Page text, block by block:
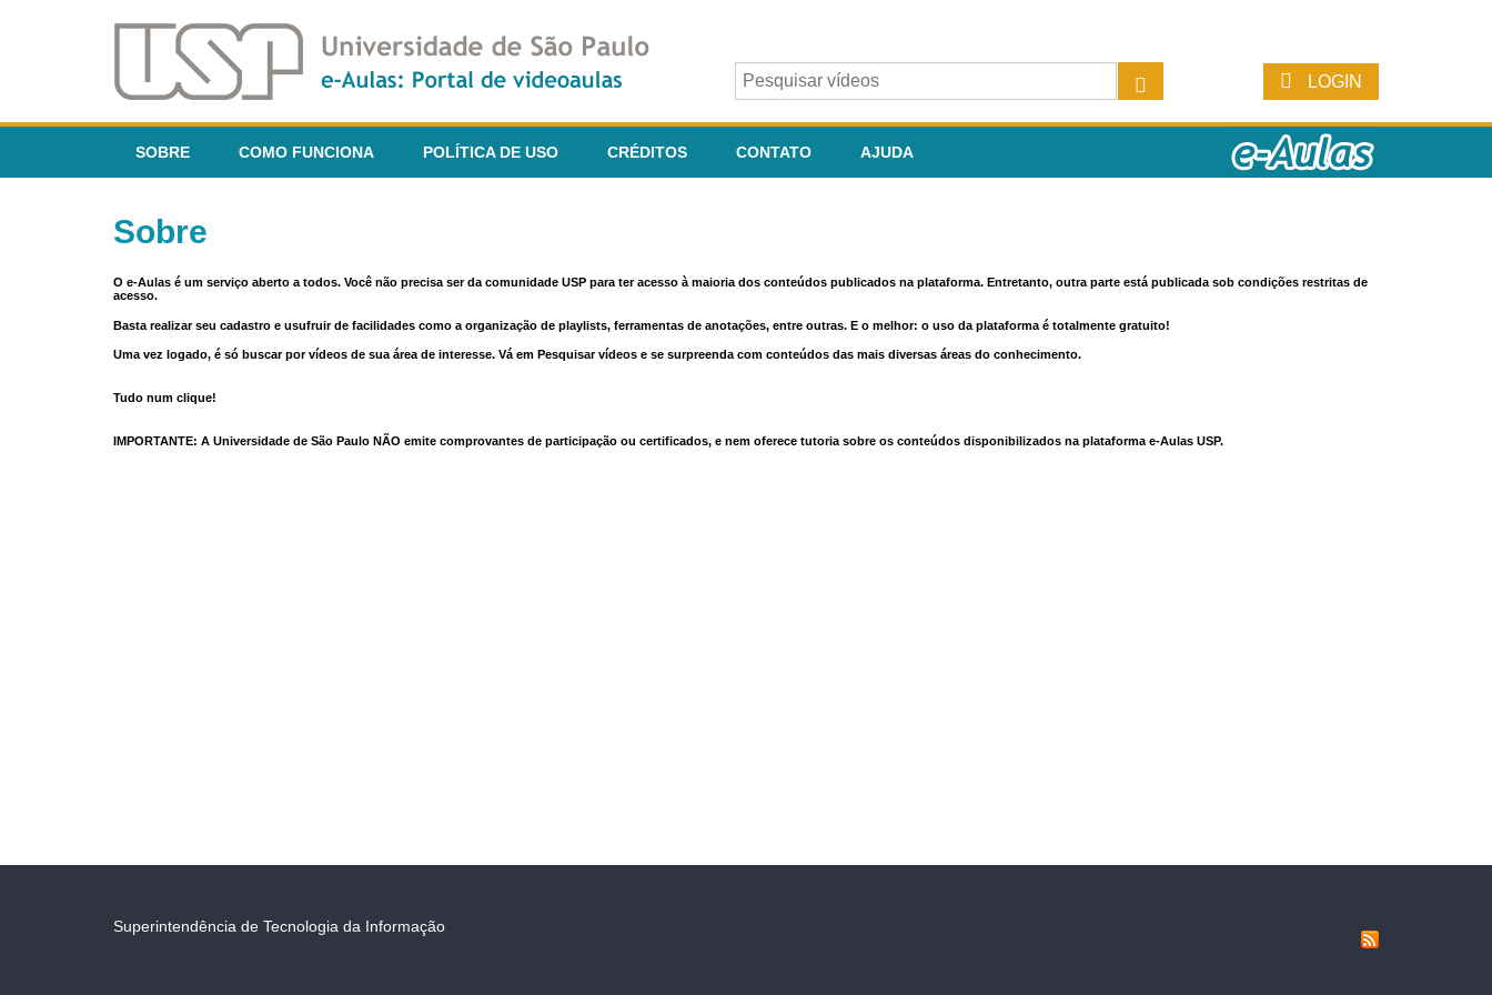
LOGIN
SOBRE COMO FUNCIONA POLÍTICA DE USO CRÉDITOS CONTATO AJUDA
Sobre
O e-Aulas é um serviço aberto a todos. Você não precisa ser da comunidade USP para ter acesso à maioria dos conteúdos publicados na plataforma. Entretanto, outra parte está publicada sob condições restritas de
acesso.
Basta realizar seu cadastro e usufruir de facilidades como a organização de playlists, ferramentas de anotações, entre outras. E o melhor: o uso da plataforma é totalmente gratuito!
Uma vez logado, é só buscar por vídeos de sua área de interesse. Vá em Pesquisar vídeos e se surpreenda com conteúdos das mais diversas áreas do conhecimento.
Tudo num clique!
IMPORTANTE: A Universidade de São Paulo NÃO emite comprovantes de participação ou certificados, e nem oferece tutoria sobre os conteúdos disponibilizados na plataforma e-Aulas USP.
Superintendência de Tecnologia da Informação